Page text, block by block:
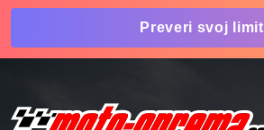
Preveri svoj limit